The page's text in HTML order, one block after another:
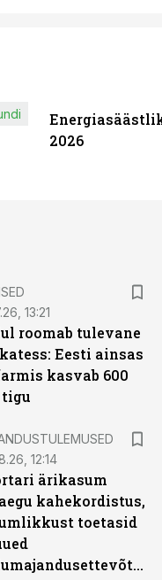
2026
13:21
roomab tulevane
Eesti ainsas
kasvab 600
tigu
12:14
ärikasum
kahekordistus,
toetasid
põllumajandusettevõtted